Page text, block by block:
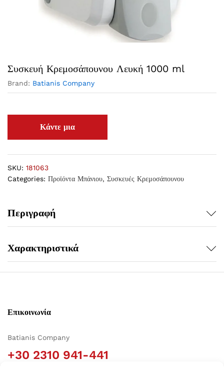
Συσκευή Κρεμοσάπουνου Λευκή 1000 ml
Brand: Batianis Company
SKU: 181063
Categories: Προϊόντα Μπάνιου, Συσκευές Κρεμοσάπουνου
Περιγραφή
Χαρακτηριστικά
Επικοινωνία
Batianis Company
+30 2310 941-441